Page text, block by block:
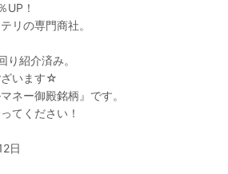
UP！
リの専門商社。
紹介済み。
ざいます☆
ネー御殿銘柄』です。
てください！
日